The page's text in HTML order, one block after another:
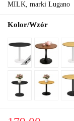
MILK, marki Lugano
Kolor/Wzór